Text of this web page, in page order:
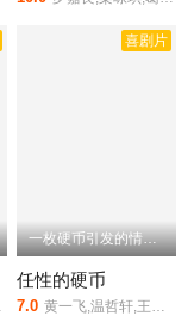
喜剧片
一枚硬币引发的情感纠葛
任性的硬币
7.0 黄一飞,温哲轩,王双宝,何文辉